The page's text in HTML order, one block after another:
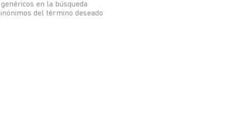
en la búsqueda
del término deseado